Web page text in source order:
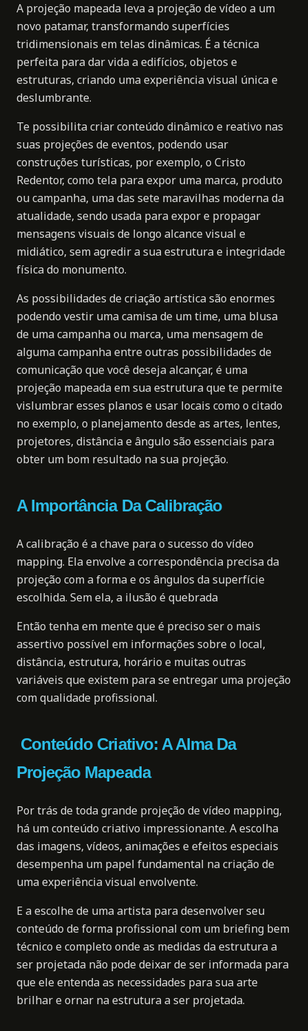
A projeção mapeada leva a projeção de vídeo a um
novo patamar, transformando superfícies
tridimensionais em telas dinâmicas. É a técnica
perfeita para dar vida a edifícios, objetos e
estruturas, criando uma experiência visual única e
deslumbrante.
Te possibilita criar conteúdo dinâmico e reativo nas
suas projeções de eventos, podendo usar
construções turísticas, por exemplo, o Cristo
Redentor, como tela para expor uma marca, produto
ou campanha, uma das sete maravilhas moderna da
atualidade, sendo usada para expor e propagar
mensagens visuais de longo alcance visual e
midiático, sem agredir a sua estrutura e integridade
física do monumento.
As possibilidades de criação artística são enormes
podendo vestir uma camisa de um time, uma blusa
de uma campanha ou marca, uma mensagem de
alguma campanha entre outras possibilidades de
comunicação que você deseja alcançar, é uma
projeção mapeada em sua estrutura que te permite
vislumbrar esses planos e usar locais como o citado
no exemplo, o planejamento desde as artes, lentes,
projetores, distância e ângulo são essenciais para
obter um bom resultado na sua projeção.
A Importância Da Calibração
A calibração é a chave para o sucesso do vídeo
mapping. Ela envolve a correspondência precisa da
projeção com a forma e os ângulos da superfície
escolhida. Sem ela, a ilusão é quebrada
Então tenha em mente que é preciso ser o mais
assertivo possível em informações sobre o local,
distância, estrutura, horário e muitas outras
variáveis que existem para se entregar uma projeção
com qualidade profissional.
Conteúdo Criativo: A Alma Da
Projeção Mapeada
Por trás de toda grande projeção de vídeo mapping,
há um conteúdo criativo impressionante. A escolha
das imagens, vídeos, animações e efeitos especiais
desempenha um papel fundamental na criação de
uma experiência visual envolvente.
E a escolhe de uma artista para desenvolver seu
conteúdo de forma profissional com um briefing bem
técnico e completo onde as medidas da estrutura a
ser projetada não pode deixar de ser informada para
que ele entenda as necessidades para sua arte
brilhar e ornar na estrutura a ser projetada.